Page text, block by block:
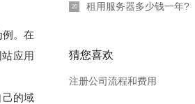
。在
应用
的域
20 租用服务器多少钱一年?
猜您喜欢
注册公司流程和费用